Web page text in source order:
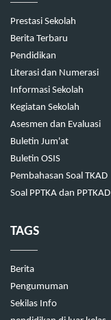
Prestasi Sekolah
Berita Terbaru
Pendidikan
Literasi dan Numerasi
Informasi Sekolah
Kegiatan Sekolah
Asesmen dan Evaluasi
Buletin Jum'at
Buletin OSIS
Pembahasan Soal TKAD
Soal PPTKA dan PPTKAD
TAGS
Berita
Pengumuman
Sekilas Info